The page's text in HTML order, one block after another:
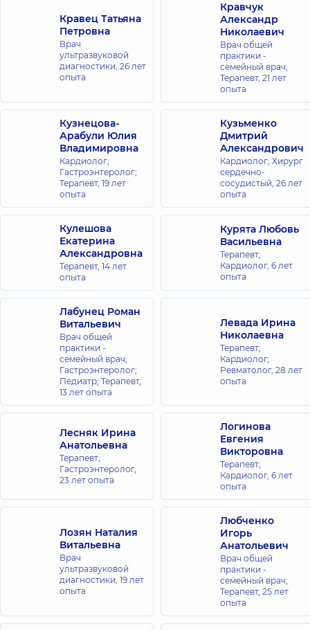
для всей
семьи на ул.
Татарская
ул.
Татарская,
Кравец Татьяна
Петровна
Врач
ультразвуковой
диагностики, 26 лет
опыта
Кравчук
Александр
Николаевич
Врач общей
практики -
семейный врач;
Терапевт, 21 лет
опыта
Кузнецова-
Арабули Юлия
Владимировна
Кардиолог;
Гастроэнтеролог;
Терапевт, 19 лет
опыта
Кузьменко
Дмитрий
Александрович
Кардиолог; Хирург
сердечно-
сосудистый, 26 лет
опыта
Кулешова
Екатерина
Александровна
Терапевт, 14 лет
опыта
Курята Любовь
Васильевна
Терапевт;
Кардиолог, 6 лет
опыта
Лабунец Роман
Витальевич
Врач общей
практики -
семейный врач;
Гастроэнтеролог;
Педиатр; Терапевт,
13 лет опыта
Левада Ирина
Николаевна
Терапевт;
Кардиолог;
Ревматолог, 28 лет
опыта
Лесняк Ирина
Анатольевна
Терапевт;
Гастроэнтеролог,
23 лет опыта
Логинова
Евгения
Викторовна
Терапевт;
Кардиолог, 6 лет
опыта
Лозян Наталия
Витальевна
Врач
ультразвуковой
диагностики, 19 лет
опыта
Любченко
Игорь
Анатольевич
Врач общей
практики -
семейный врач;
Терапевт, 25 лет
опыта